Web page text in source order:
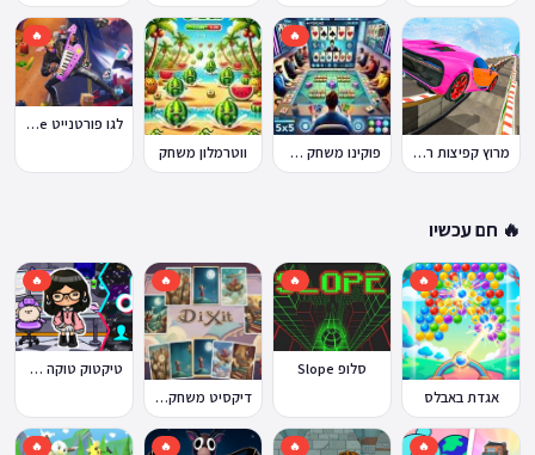
מרוץ קפיצות רמפה
🔥
פוקינו משחק אונליין ווטרמלון משחק
🔥
לגו פורטנייט Lego Fortnite
🔥 חם עכשיו
🔥
אגדת באבלס
🔥
סלופ Slope
🔥
דיקסיט משחק Dixit
🔥
טיקטוק טוקה בוקה
🔥
🔥
🔥
🔥